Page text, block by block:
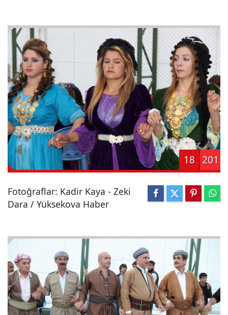
18 201
Fotoğraflar: Kadir Kaya - Zeki
Dara / Yüksekova Haber